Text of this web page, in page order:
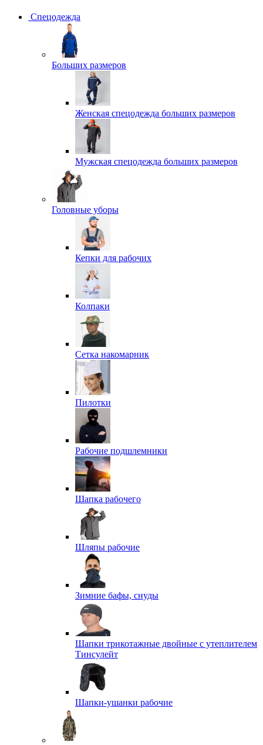
Спецодежда
Больших размеров
Женская спецодежда больших размеров
Мужская спецодежда больших размеров
Головные уборы
Кепки для рабочих
Колпаки
Сетка накомарник
Пилотки
Рабочие подшлемники
Шапка рабочего
Шляпы рабочие
Зимние бафы, снуды
Шапки трикотажные двойные с утеплителем
Тинсулейт
Шапки-ушанки рабочие